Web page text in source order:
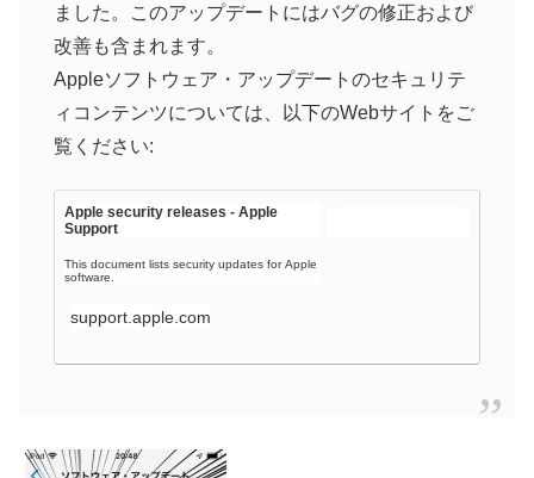
ました。このアップデートにはバグの修正および
改善も含まれます。
Appleソフトウェア・アップデートのセキュリテ
ィコンテンツについては、以下のWebサイトをご
覧ください:
Apple security releases - Apple
Support
This document lists security updates for Apple
software.
support.apple.com